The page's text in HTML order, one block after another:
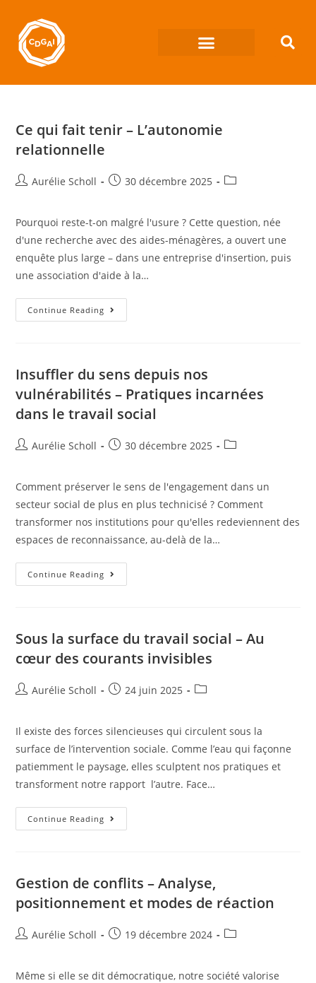
Ce qui fait tenir – L’autonomie
relationnelle
Aurélie Scholl 30 décembre 2025
Pourquoi reste-t-on malgré l'usure ? Cette question, née
d'une recherche avec des aides-ménagères, a ouvert une
enquête plus large – dans une entreprise d'insertion, puis
une association d'aide à la…
Continue Reading
Insuffler du sens depuis nos
vulnérabilités – Pratiques incarnées
dans le travail social
Aurélie Scholl 30 décembre 2025
Comment préserver le sens de l'engagement dans un
secteur social de plus en plus technicisé ? Comment
transformer nos institutions pour qu'elles redeviennent des
espaces de reconnaissance, au-delà de la…
Continue Reading
Sous la surface du travail social – Au
cœur des courants invisibles
Aurélie Scholl 24 juin 2025
Il existe des forces silencieuses qui circulent sous la
surface de l’intervention sociale. Comme l’eau qui façonne
patiemment le paysage, elles sculptent nos pratiques et
transforment notre rapport l’autre. Face…
Continue Reading
Gestion de conflits – Analyse,
positionnement et modes de réaction
Aurélie Scholl 19 décembre 2024
Même si elle se dit démocratique, notre société valorise